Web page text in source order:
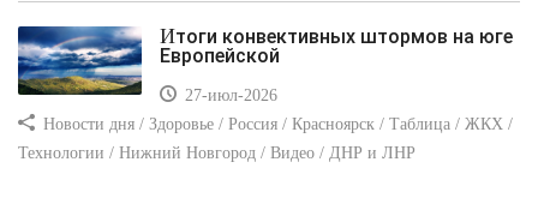
Итоги конвективных штормов на юге
Европейской
27-июл-2026
Новости дня / Здоровье / Россия / Красноярск / Таблица / ЖКХ /
Технологии / Нижний Новгород / Видео / ДНР и ЛНР